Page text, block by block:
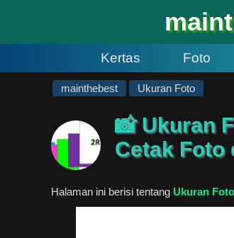
Kertas Foto
mainthebest Ukuran Foto
📸 Ukuran
Cetak Foto
Halaman ini berisi tentang Ukuran